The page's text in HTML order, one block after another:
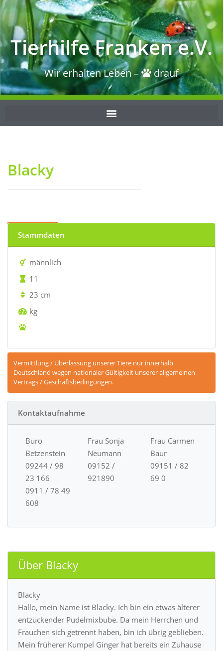
Tierhilfe Franken e.V.
Wir erhalten Leben – drauf
Blacky
Stammdaten
männlich
11
23 cm
kg
Vermittlung / Überlassung unserer Tiere nur innerhalb
Deutschland wegen nationaler Gültigkeit unserer allgemeinen
Vertrags / Geschäftsbedingungen.
Kontaktaufnahme
Büro
Betzenstein
09244 / 98
23 166
0911 / 78 49
608
Frau Sonja
Neumann
09152 /
921890
Frau Carmen
Baur
09151 / 82
69 0
Über Blacky
Blacky
Hallo, mein Name ist Blacky. Ich bin ein etwas älterer
entzückender Pudelmixbube. Da mein Herrchen und
Frauchen sich getrennt haben, bin ich übrig geblieben.
Mein früherer Kumpel Ginger hat bereits ein Zuhause